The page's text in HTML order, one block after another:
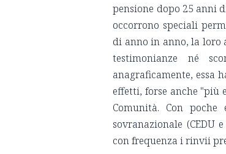
pensione dopo 25 anni
occorrono speciali
di anno in anno, la loro
testimonianze né
anagraficamente, essa
effetti, forse anche "più
Comunità. Con
sovranazionale
con frequenza i rinvii